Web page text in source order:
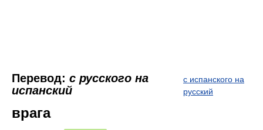
Перевод: с русского на
испанский
с испанского на
русский
врага